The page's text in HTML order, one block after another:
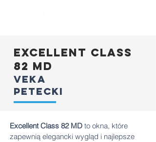
excellent class
82 md
veka
petecki
Excellent Class 82 MD to okna, które
zapewnią elegancki wygląd i najlepsze